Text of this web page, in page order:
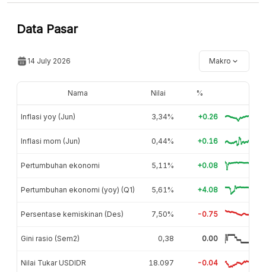
Data Pasar
14 July 2026 Makro
Nama Nilai %
Inflasi yoy (Jun) 3,34% +0.26
Inflasi mom (Jun) 0,44% +0.16
Pertumbuhan ekonomi 5,11% +0.08
Pertumbuhan ekonomi (yoy) (Q1) 5,61% +4.08
Persentase kemiskinan (Des) 7,50% -0.75
Gini rasio (Sem2) 0,38 0.00
Nilai Tukar USDIDR 18.097 -0.04